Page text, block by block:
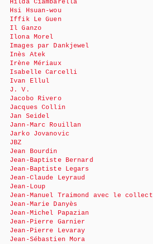
Hilda Ciambarella
Hsi Hsuan-wou
Iffik Le Guen
Il Ganzo
Ilona Morel
Images par Dankjewel
Inès Atek
Irène Mériaux
Isabelle Carcelli
Ivan Ellul
J. V.
Jacobo Rivero
Jacques Collin
Jan Seidel
Jann-Marc Rouillan
Jarko Jovanovic
JBZ
Jean Bourdin
Jean-Baptiste Bernard
Jean-Baptiste Legars
Jean-Claude Leyraud
Jean-Loup
Jean-Manuel Traimond avec le
Jean-Marie Danyès
Jean-Michel Papazian
Jean-Pierre Garnier
Jean-Pierre Levaray
Jean-Sébastien Mora